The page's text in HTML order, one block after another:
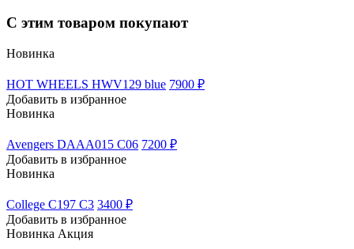
С этим товаром покупают
Новинка
HOT WHEELS HWV129 blue 7900 ₽
Добавить в избранное
Новинка
Avengers DAAA015 C06 7200 ₽
Добавить в избранное
Новинка
College C197 C3 3400 ₽
Добавить в избранное
Новинка Акция